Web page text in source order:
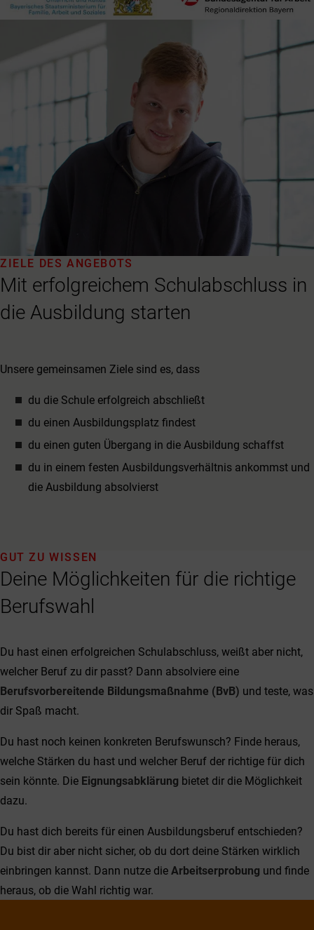
Mit erfolgreichem Schulabschluss in
die Ausbildung starten
ZIELE DES ANGEBOTS
Unsere gemeinsamen Ziele sind es, dass
du die Schule erfolgreich abschließt
du einen Ausbildungsplatz findest
du einen guten Übergang in die Ausbildung schaffst
du in einem festen Ausbildungsverhältnis ankommst und
die Ausbildung absolvierst
Deine Möglichkeiten für die richtige
Berufswahl
GUT ZU WISSEN
Du hast einen erfolgreichen Schulabschluss, weißt aber nicht,
welcher Beruf zu dir passt? Dann absolviere eine
Berufsvorbereitende Bildungsmaßnahme (BvB) und teste, was
dir Spaß macht.
Du hast noch keinen konkreten Berufswunsch? Finde heraus,
welche Stärken du hast und welcher Beruf der richtige für dich
sein könnte. Die Eignungsabklärung bietet dir die Möglichkeit
dazu.
Du hast dich bereits für einen Ausbildungsberuf entschieden?
Du bist dir aber nicht sicher, ob du dort deine Stärken wirklich
einbringen kannst. Dann nutze die Arbeitserprobung und finde
heraus, ob die Wahl richtig war.